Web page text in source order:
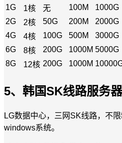
1G
1核 无 100M 1000G
2G
2核 50G 200M 2000G
4G
4核 100G 500M 3000G
6G
8核 200G 1000M 5000G
8G
12核 200G 1000M
5、韩国SK线路服务器
LG数据中心，三网SK线路，不
windows系统。